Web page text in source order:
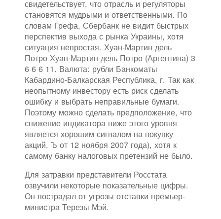
свидетельствует, что отрасль и регуляторы
становятся мудрыми и ответственными. По
словам Грефа, Сбербанк не видит быстрых
перспектив выхода с рынка Украины, хотя
ситуация непростая. Хуан-Мартин дель
Потро Хуан-Мартин дель Потро (Аргентина) 3
6 6 6 11. Валюта: рубли Банкоматы
Кабардино-Балкарская Республика, г. Так как
неопытному инвестору есть риск сделать
ошибку и выбрать неправильные бумаги.
Поэтому можно сделать предположение, что
снижение индикатора ниже этого уровня
является хорошим сигналом на покупку
акций. Ъ от 12 ноября 2007 года), хотя к
самому банку налоговых претензий не было.
Для затравки представители Росстата
озвучили некоторые показательные цифры.
Он пострадал от угрозы отставки премьер-
министра Терезы Мэй.